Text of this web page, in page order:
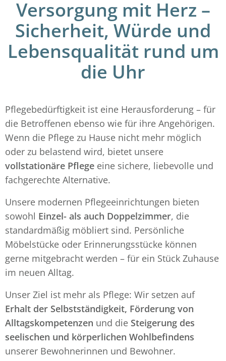
Versorgung mit Herz –
Sicherheit, Würde und
Lebensqualität rund um
die Uhr
Pflegebedürftigkeit ist eine Herausforderung – für
die Betroffenen ebenso wie für ihre Angehörigen.
Wenn die Pflege zu Hause nicht mehr möglich
oder zu belastend wird, bietet unsere
vollstationäre Pflege eine sichere, liebevolle und
fachgerechte Alternative.
Unsere modernen Pflegeeinrichtungen bieten
sowohl Einzel- als auch Doppelzimmer, die
standardmäßig möbliert sind. Persönliche
Möbelstücke oder Erinnerungsstücke können
gerne mitgebracht werden – für ein Stück Zuhause
im neuen Alltag.
Unser Ziel ist mehr als Pflege: Wir setzen auf
Erhalt der Selbstständigkeit, Förderung von
Alltagskompetenzen und die Steigerung des
seelischen und körperlichen Wohlbefindens
unserer Bewohnerinnen und Bewohner.